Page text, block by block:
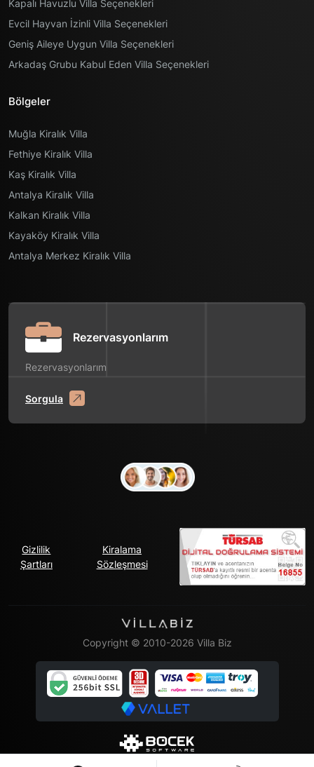
Kapalı Havuzlu Villa Seçenekleri
Evcil Hayvan İzinli Villa Seçenekleri
Geniş Aileye Uygun Villa Seçenekleri
Arkadaş Grubu Kabul Eden Villa Seçenekleri
Bölgeler
Muğla Kiralık Villa
Fethiye Kiralık Villa
Kaş Kiralık Villa
Antalya Kiralık Villa
Kalkan Kiralık Villa
Kayaköy Kiralık Villa
Antalya Merkez Kiralık Villa
Rezervasyonlarım
Rezervasyonlarım
Sorgula
Gizlilik
Şartları
Kiralama
Sözleşmesi
Copyright © 2010-2026 Villa Biz